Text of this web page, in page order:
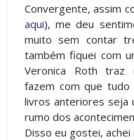
Convergente, assim
aqui), me deu
muito sem contar
também fiquei com
Veronica Roth traz
fazem com que
livros anteriores seja
rumo dos
Disso eu gostei,